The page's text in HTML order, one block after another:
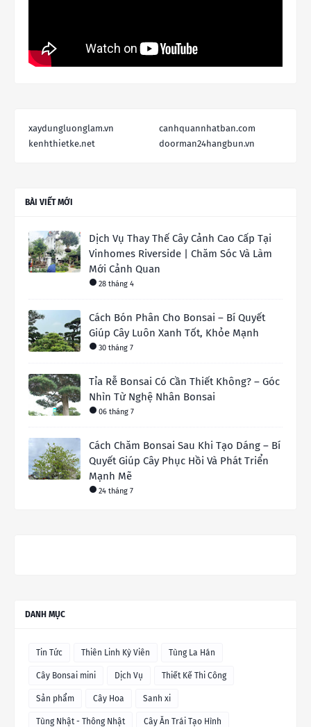
xaydungluonglam.vn
canhquannhatban.com
kenhthietke.net
doorman24hangbun.vn
BÀI VIẾT MỚI
Dịch Vụ Thay Thế Cây Cảnh Cao Cấp Tại
Vinhomes Riverside | Chăm Sóc Và Làm
Mới Cảnh Quan
28 tháng 4
Cách Bón Phân Cho Bonsai – Bí Quyết
Giúp Cây Luôn Xanh Tốt, Khỏe Mạnh
30 tháng 7
Tỉa Rễ Bonsai Có Cần Thiết Không? – Góc
Nhìn Từ Nghệ Nhân Bonsai
06 tháng 7
Cách Chăm Bonsai Sau Khi Tạo Dáng – Bí
Quyết Giúp Cây Phục Hồi Và Phát Triển
Mạnh Mẽ
24 tháng 7
DANH MỤC
Tin Tức Thiên Linh Kỳ Viên Tùng La Hán
Cây Bonsai mini Dịch Vụ Thiết Kế Thi Công
Sản phẩm Cây Hoa Sanh xi
Tùng Nhật - Thông Nhật Cây Ăn Trái Tạo Hình